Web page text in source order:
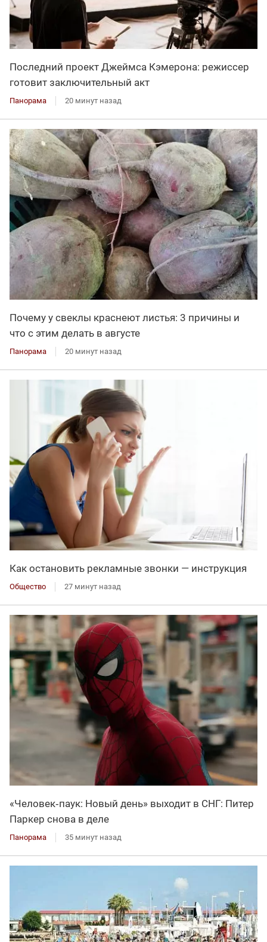
Последний проект Джеймса Кэмерона: режиссер
готовит заключительный акт
Панорама 20 минут назад
Почему у свеклы краснеют листья: 3 причины и
что с этим делать в августе
Панорама 20 минут назад
Как остановить рекламные звонки — инструкция
Общество 27 минут назад
«Человек‑паук: Новый день» выходит в СНГ: Питер
Паркер снова в деле
Панорама 35 минут назад